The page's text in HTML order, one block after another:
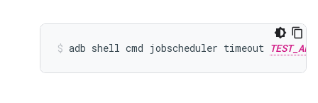
adb shell cmd jobscheduler timeout